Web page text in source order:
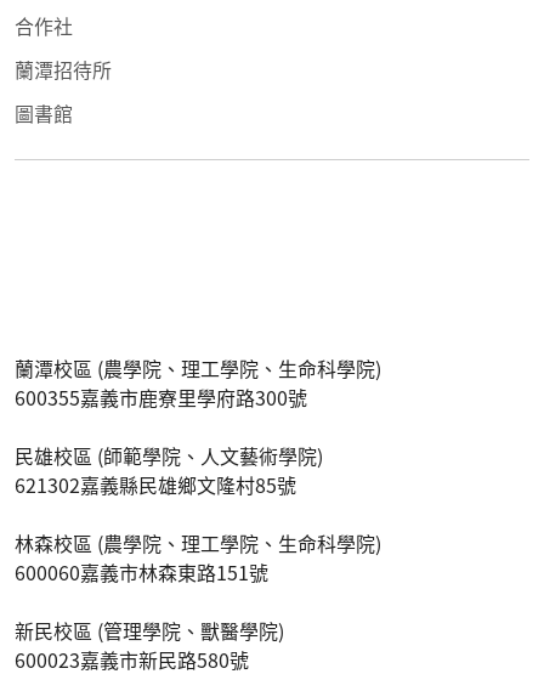
合作社
蘭潭招待所
圖書館
蘭潭校區 (農學院、理工學院、生命科學院)
600355嘉義市鹿寮里學府路300號
民雄校區 (師範學院、人文藝術學院)
621302嘉義縣民雄鄉文隆村85號
林森校區 (農學院、理工學院、生命科學院)
600060嘉義市林森東路151號
新民校區 (管理學院、獸醫學院)
600023嘉義市新民路580號